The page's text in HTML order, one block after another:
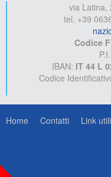
via Latina,
tel. +39
Codice
IBAN: IT 44 L
Codice
Home Contatti Link utili